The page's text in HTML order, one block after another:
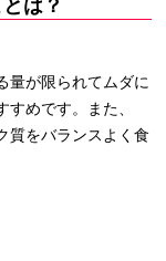
は？
量が限られてムダに
めです。また、
質をバランスよく食